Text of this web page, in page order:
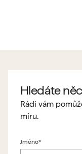
Hledáte
Rádi vám
míru.
Jméno*